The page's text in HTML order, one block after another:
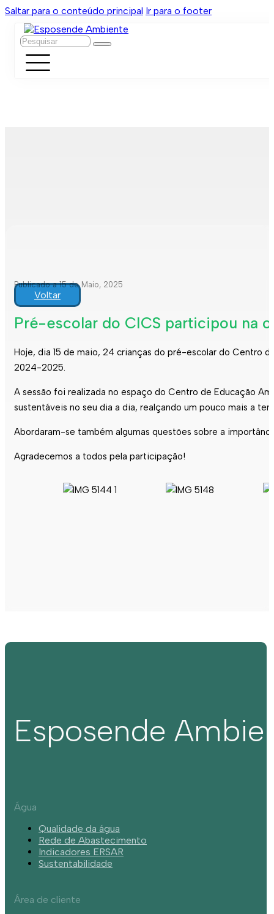
Saltar para o conteúdo principal Ir para o footer
Pesquisar
Publicado a 15 de Maio, 2025
Voltar
Pré-escolar do CICS participou na
Hoje, dia 15 de maio, 24 crianças do pré-escolar do Centro
2024-2025.
A sessão foi realizada no espaço do Centro de Educação
sustentáveis no seu dia a dia, realçando um pouco mais a
Abordaram-se também algumas questões sobre a
Agradecemos a todos pela participação!
Esposende
Água
Qualidade da água
Rede de Abastecimento
Indicadores ERSAR
Sustentabilidade
Área de cliente